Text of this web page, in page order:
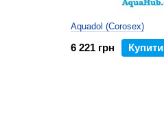
Aquadol (Corosex)
6 221 грн Купити